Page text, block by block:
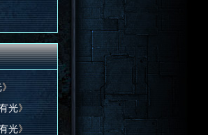
》
光》
光》